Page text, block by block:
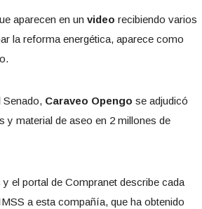
aparecen en un video recibiendo varios
la reforma energética, aparece como
Senado, Caraveo Opengo se adjudicó
material de aseo en 2 millones de
el portal de Compranet describe cada
a esta compañía, que ha obtenido